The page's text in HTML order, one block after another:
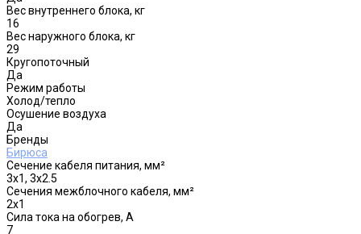
Вес внутреннего блока, кг
16
Вес наружного блока, кг
29
Кругопоточный
Да
Режим работы
Холод/тепло
Осушение воздуха
Да
Бренды
Бирюса
Сечение кабеля питания, мм²
3x1, 3x2.5
Сечения межблочного кабеля, мм²
2x1
Сила тока на обогрев, А
7